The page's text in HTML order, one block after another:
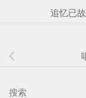
欢迎关注